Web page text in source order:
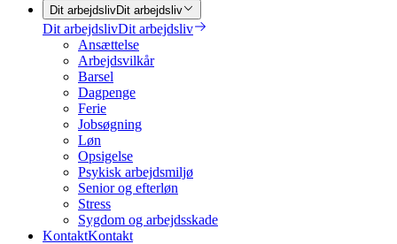
Dit arbejdslivDit arbejdsliv
Dit arbejdslivDit arbejdsliv
Ansættelse
Arbejdsvilkår
Barsel
Dagpenge
Ferie
Jobsøgning
Løn
Opsigelse
Psykisk arbejdsmiljø
Senior og efterløn
Stress
Sygdom og arbejdsskade
KontaktKontakt